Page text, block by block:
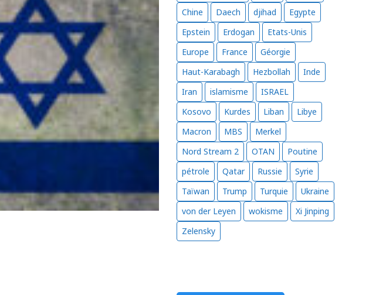
Chine
Daech djihad
Egypte
Epstein
Erdogan
Etats-Unis
Europe
France
Géorgie
Haut-Karabagh
Hezbollah
Inde
Iran
islamisme
ISRAEL
Kosovo
Kurdes Liban
Libye
Macron
MBS
Merkel
Nord Stream 2
OTAN
Poutine
pétrole
Qatar Russie
Syrie
Taïwan
Trump Turquie
Ukraine
von der Leyen
wokisme
Xi Jinping
Zelensky